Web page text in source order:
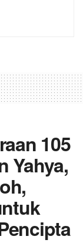
105
Yahya,